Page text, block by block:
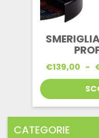
€139,00 -
CATEGORIE